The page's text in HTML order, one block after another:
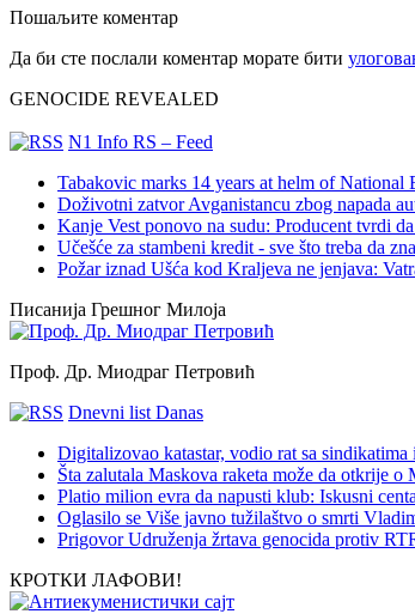
Пошаљите коментар
Да би сте послали коментар морате бити
GENOCIDE REVEALED
N1 Info RS – Feed
Tabakovic marks 14 years at helm of National
Doživotni zatvor Avganistancu zbog napada
Kanje Vest ponovo na sudu: Producent tvrdi
Učešće za stambeni kredit - sve što treba da
Požar iznad Ušća kod Kraljeva ne jenjava:
Писанија Грешног Милоја
Проф. Др. Миодраг Петровић
Dnevni list Danas
Digitalizovao katastar, vodio rat sa
Šta zalutala Maskova raketa može da otkrije o
Platio milion evra da napusti klub: Iskusni
Oglasilo se Više javno tužilaštvo o smrti
Prigovor Udruženja žrtava genocida protiv
КРОТКИ ЛАФОВИ!